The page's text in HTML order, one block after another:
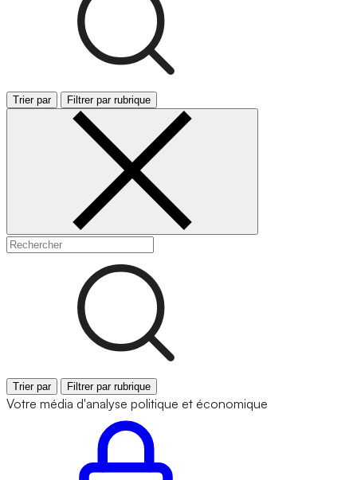
Trier par Filtrer par rubrique
Trier par Filtrer par rubrique
Votre média d'analyse politique et économique